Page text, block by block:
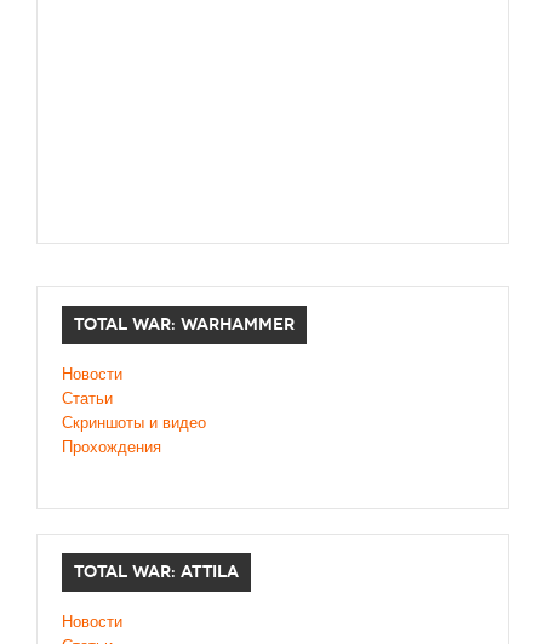
TOTAL WAR: WARHAMMER
Новости
Статьи
Скриншоты и видео
Прохождения
TOTAL WAR: ATTILA
Новости